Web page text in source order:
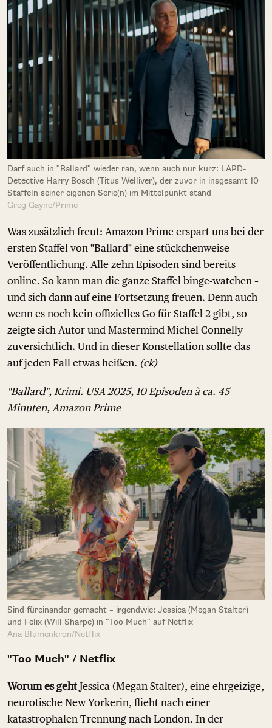
Darf auch in "Ballard" wieder ran, wenn auch nur kurz: LAPD-
Detective Harry Bosch (Titus Welliver), der zuvor in insgesamt 10
Staffeln seiner eigenen Serie(n) im Mittelpunkt stand
Greg Gayne/Prime
Was zusätzlich freut: Amazon Prime erspart uns bei der
ersten Staffel von "Ballard" eine stückchenweise
Veröffentlichung. Alle zehn Episoden sind bereits
online. So kann man die ganze Staffel binge-watchen –
und sich dann auf eine Fortsetzung freuen. Denn auch
wenn es noch kein offizielles Go für Staffel 2 gibt, so
zeigte sich Autor und Mastermind Michel Connelly
zuversichtlich. Und in dieser Konstellation sollte das
auf jeden Fall etwas heißen. (ck)
"Ballard", Krimi. USA 2025, 10 Episoden à ca. 45
Minuten, Amazon Prime
Sind füreinander gemacht – irgendwie: Jessica (Megan Stalter)
und Felix (Will Sharpe) in "Too Much" auf Netflix
Ana Blumenkron/Netflix
"Too Much" / Netflix
Worum es gehtJessica (Megan Stalter), eine ehrgeizige,
neurotische New Yorkerin, flieht nach einer
katastrophalen Trennung nach London. In der